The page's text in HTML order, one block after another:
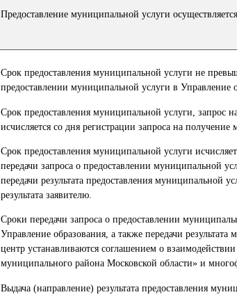
Предоставление муниципальной услуги
Срок предоставления муниципальной услуги не
предоставлении муниципальной услуги в Управление
Срок предоставления муниципальной услуги, запрос
исчисляется со дня регистрации запроса на
Срок предоставления муниципальной услуги
передачи запроса о предоставлении муниципальной
передачи результата предоставления муниципальной
результата заявителю.
Сроки передачи запроса о предоставлении
Управление образования, а также передачи
центр устанавливаются соглашением о
муниципального района Московской области» и
Выдача (направление) результата предоставления